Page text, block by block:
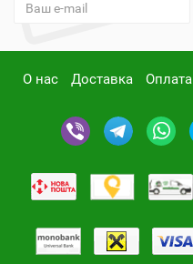
О нас Доставка Оплата